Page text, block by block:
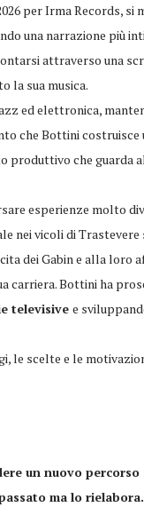
per Irma Records, si
una narrazione più
attraverso una
la sua musica.
ed elettronica,
che Bottini costruisce
produttivo che guarda
esperienze molto
nei vicoli di Trastevere
dei Gabin e alla loro
carriera. Bottini ha
televisivee
le scelte e le
un nuovo
ma lo